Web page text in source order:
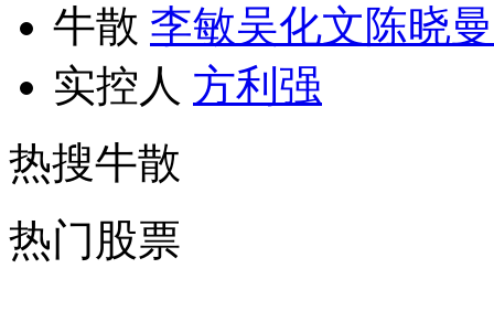
牛散 李敏吴化文陈晓曼
实控人 方利强
热搜牛散
热门股票